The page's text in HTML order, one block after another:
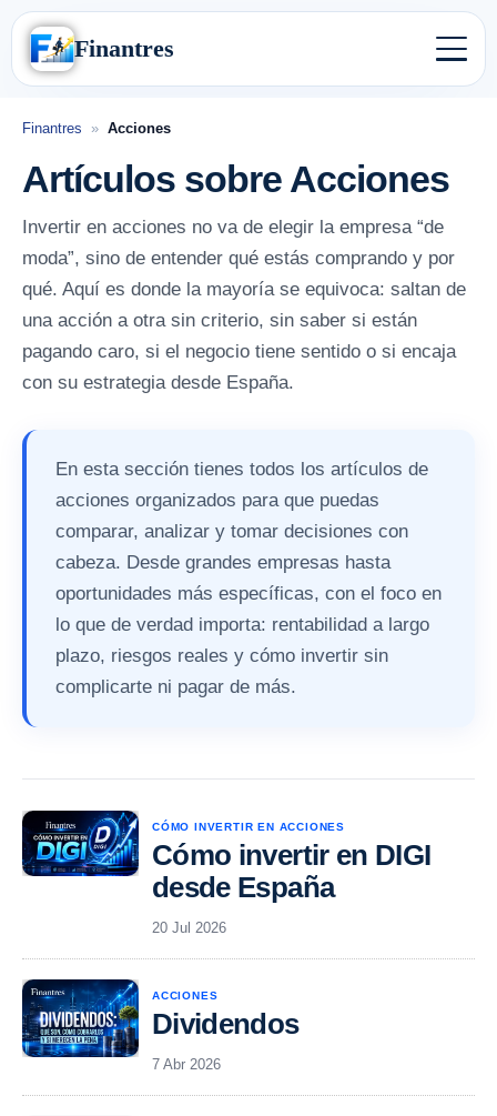
Finantres
Finantres » Acciones
Artículos sobre Acciones
Invertir en acciones no va de elegir la empresa “de
moda”, sino de entender qué estás comprando y por
qué. Aquí es donde la mayoría se equivoca: saltan de
una acción a otra sin criterio, sin saber si están
pagando caro, si el negocio tiene sentido o si encaja
con su estrategia desde España.
En esta sección tienes todos los artículos de
acciones organizados para que puedas
comparar, analizar y tomar decisiones con
cabeza. Desde grandes empresas hasta
oportunidades más específicas, con el foco en
lo que de verdad importa: rentabilidad a largo
plazo, riesgos reales y cómo invertir sin
complicarte ni pagar de más.
CÓMO INVERTIR EN ACCIONES
Cómo invertir en DIGI
desde España
20 Jul 2026
ACCIONES
Dividendos
7 Abr 2026